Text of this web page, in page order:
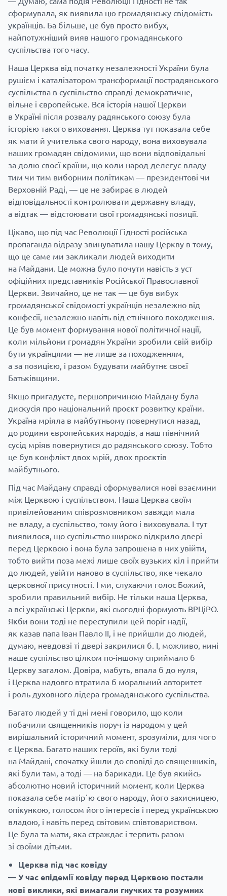
сформувала, як виявила цю громадянську свідомість
українців. Ба більше, це був просто вибух,
найпотужніший вияв нашого громадянського
суспільства того часу.
Наша Церква від початку незалежності України була
рушієм і каталізатором трансформації пострадянського
суспільства в суспільство справді демократичне,
вільне і європейське. Вся історія нашої Церкви
в Україні після розвалу радянського союзу була
історією такого виховання. Церква тут показала себе
як мати й учителька свого народу, вона виховувала
наших громадян свідомими, що вони відповідальні
за долю своєї країни, що коли народ делегує владу
тим чи тим виборним політикам — президентові чи
Верховній Раді, — це не забирає в людей
відповідальності контролювати державну владу,
а відтак — відстоювати свої громадянські позиції.
Цікаво, що під час Революції Гідності російська
пропаганда відразу звинуватила нашу Церкву в тому,
що це саме ми закликали людей виходити
на Майдани. Це можна було почути навість з уст
офіційних представників Російської Православної
Церкви. Звичайно, це не так — це був вибух
громадянської свідомості українців незалежно від
конфесії, незалежно навіть від етнічного походження.
Це був момент формування нової політичної нації,
коли мільйони громадян України зробили свій вибір
бути українцями — не лише за походженням,
а за позицією, і разом будувати майбутнє своєї
Батьківщини.
Якщо пригадуєте, першопричиною Майдану була
дискусія про національний проєкт розвитку країни.
Україна мріяла в майбутньому повернутися назад,
до родини європейських народів, а наш північний
сусід мріяв повернутися до радянського союзу. Тобто
це був конфлікт двох мрій, двох проєктів
майбутнього.
Під час Майдану справді сформувалися нові взаємини
між Церквою і суспільством. Наша Церква своїм
привілейованим співрозмовником завжди мала
не владу, а суспільство, тому його і виховувала. І тут
виявилося, що суспільство широко відкрило двері
перед Церквою і вона була запрошена в них увійти,
тобто вийти поза межі лише своїх вузьких кіл і прийти
до людей, увійти наново в суспільство, яке чекало
церковної присутності. І ми, слухаючи голос Божий,
зробили правильний вибір. Не тільки наша Церква,
а всі українські Церкви, які сьогодні формують ВРЦіРО.
Якби вони тоді не переступили цей поріг надії,
як казав папа Іван Павло ІІ, і не прийшли до людей,
думаю, невдовзі ті двері закрилися б. І, можливо, нині
наше суспільство цілком по-іншому сприймало б
Церкву загалом. Довіра, мабуть, впала б до нуля,
і Церква надовго втратила б моральний авторитет
і роль духовного лідера громадянського суспільства.
Багато людей у ті дні мені говорило, що коли
побачили священників поруч із народом у цей
вирішальний історичний момент, зрозуміли, для чого
є Церква. Багато наших героїв, які були тоді
на Майдані, спочатку йшли до сповіді до священників,
які були там, а тоді — на барикади. Це був якийсь
абсолютно новий історичний момент, коли Церква
показала себе матірʼю свого народу, його захисницею,
опікункою, голосом його інтересів і перед українською
владою, і навіть перед світовим співтовариством.
Це була та мати, яка страждає і терпить разом
зі своїми дітьми.
Церква під час ковіду
— У час епідемії ковіду перед Церквою постали
нові виклики, які вимагали гнучких та розумних